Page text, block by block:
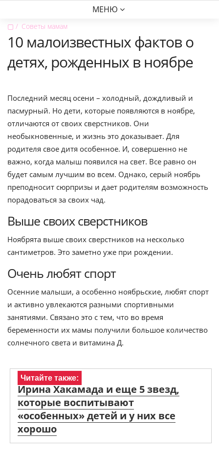
МЕНЮ
▢ Советы мамам
10 малоизвестных фактов о
детях, рожденных в ноябре
Последний месяц осени – холодный, дождливый и
пасмурный. Но дети, которые появляются в ноябре,
отличаются от своих сверстников. Они
необыкновенные, и жизнь это доказывает. Для
родителя свое дитя особенное. И, совершенно не
важно, когда малыш появился на свет. Все равно он
будет самым лучшим во всем. Однако, серый ноябрь
преподносит сюрпризы и дает родителям возможность
порадоваться за своих чад.
Выше своих сверстников
Ноябрята выше своих сверстников на несколько
сантиметров. Это заметно уже при рождении.
Очень любят спорт
Осенние малыши, а особенно ноябрьские, любят спорт
и активно увлекаются разными спортивными
занятиями. Связано это с тем, что во время
беременности их мамы получили большое количество
солнечного света и витамина Д.
Читайте также:
Ирина Хакамада и еще 5 звезд,
которые воспитывают
«особенных» детей и у них все
хорошо